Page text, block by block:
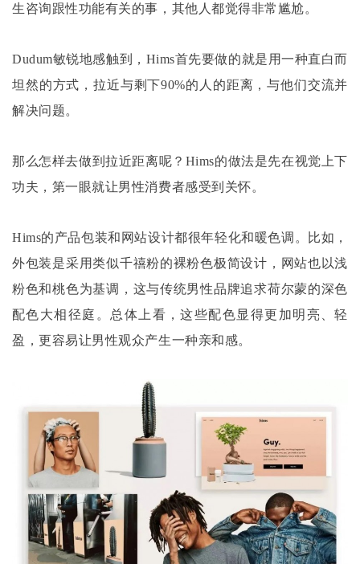
生咨询跟性功能有关的事，其他人都觉得非常尴尬。
Dudum敏锐地感触到，Hims首先要做的就是用一种直白而
坦然的方式，拉近与剩下90%的人的距离，与他们交流并
解决问题。
那么怎样去做到拉近距离呢？ Hims的做法是先在视觉上下
功夫，第一眼就让男性消费者感受到关怀。
Hims的产品包装和网站设计都很年轻化和暖色调。比如，
外包装是采用类似千禧粉的裸粉色极简设计，网站也以浅
粉色和桃色为基调，这与传统男性品牌追求荷尔蒙的深色
配色大相径庭。总体上看，这些配色显得更加明亮、轻
盈，更容易让男性观众产生一种亲和感。